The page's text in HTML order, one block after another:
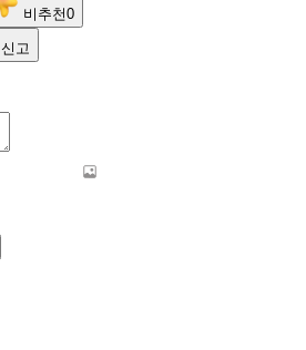
비추천0
신고